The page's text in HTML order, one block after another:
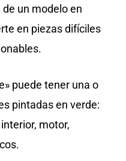
un modelo en
en piezas difíciles
puede tener una o
pintadas en verde:
motor,